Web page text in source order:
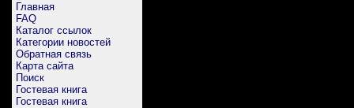
Главная
FAQ
Каталог ссылок
Категории новостей
Обратная связь
Карта сайта
Поиск
Гостевая книга
Гостевая книга